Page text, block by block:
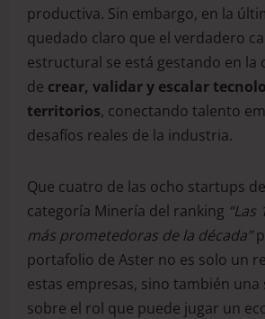
productiva. Sin embargo, en la
quedado claro que el verdadero
estructural se está gestando en la
de crear, validar y escalar
territorios, conectando talento
desafíos reales de la industria.
Que cuatro de las ocho startups
categoría Minería del ranking
más prometedoras de la década”
portafolio de Aster no es solo un
estas empresas, sino también
sobre el rol que puede jugar un